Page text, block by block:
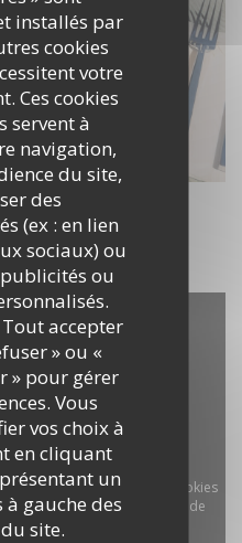
installés par
cookies
votre
Ces cookies
servent à
navigation,
du site,
des
(ex : en lien
sociaux) ou
ou
accepter
» ou «
» pour gérer
Vous
vos choix à
en cliquant
un
à gauche des
site.
vous devez accepter les cookies
collecter des données de
Autoriser